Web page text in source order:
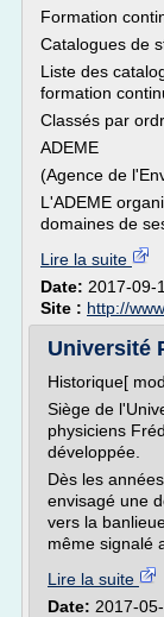
Formation
Catalogues de
Liste des
formation
Classés par
ADEME
(Agence de
L'ADEME
domaines de
Lire la suite
Date: 2017-09-
Site : http://
Université
Historique[
Siège de
physiciens
développée.
Dès les
envisagé une
vers la
même signalé
Lire la suite
Date: 2017-